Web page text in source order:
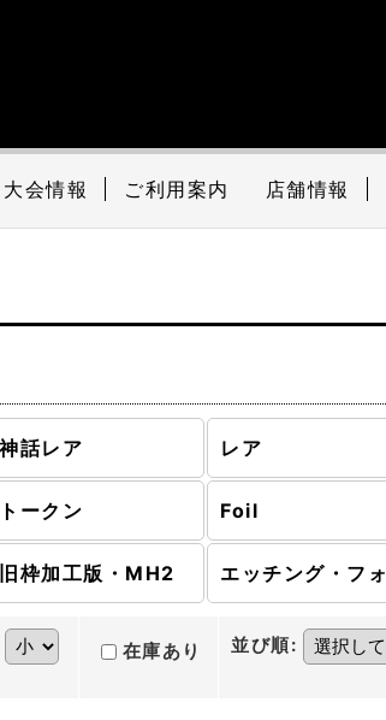
大会情報 ご利用案内 店舗情報
神話レア レア
トークン Foil
旧枠加工版・MH2
在庫あり 並び順: